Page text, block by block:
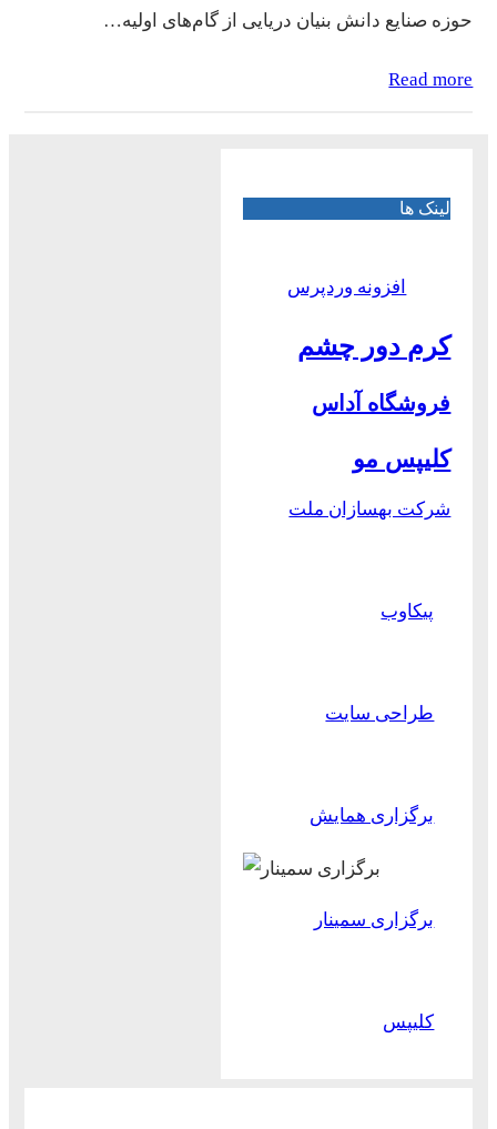
حوزه صنایع دانش بنیان دریایی از گام‌های اولیه…
Read more
لینک ها
افزونه وردپرس
کرم دور چشم
فروشگاه آداس
کلیپس مو
شرکت بهسازان ملت
پیکاوب
طراحی سایت
برگزاری همایش
برگزاری سمینار
کلیپس